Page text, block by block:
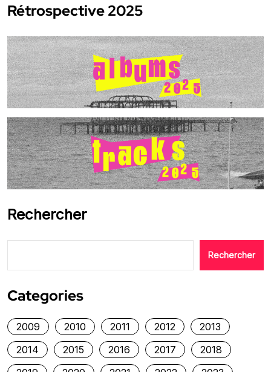
Rétrospective 2025
Rechercher
Rechercher
Categories
2009 2010 2011 2012
2013
2014
2015 2016 2017
2018